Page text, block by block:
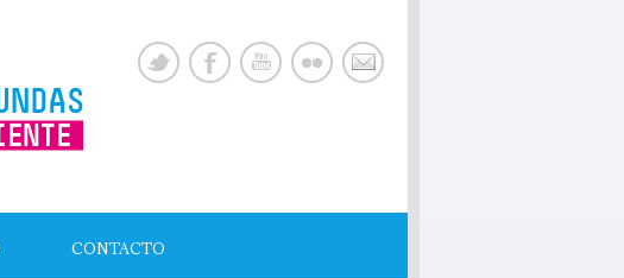
CONTACTO